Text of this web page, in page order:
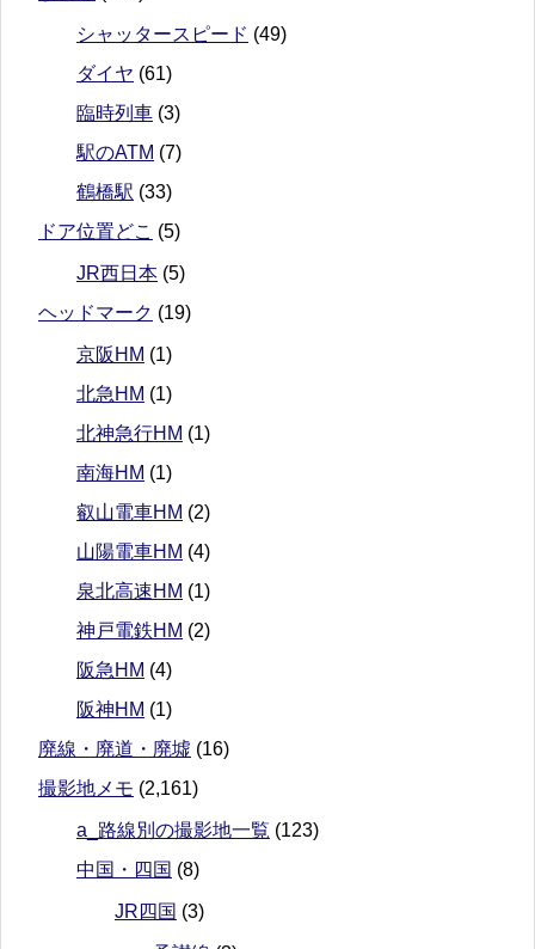
シャッタースピード (49)
ダイヤ (61)
臨時列車 (3)
駅のATM (7)
鶴橋駅 (33)
ドア位置どこ (5)
JR西日本 (5)
ヘッドマーク (19)
京阪HM (1)
北急HM (1)
北神急行HM (1)
南海HM (1)
叡山電車HM (2)
山陽電車HM (4)
泉北高速HM (1)
神戸電鉄HM (2)
阪急HM (4)
阪神HM (1)
廃線・廃道・廃墟 (16)
撮影地メモ (2,161)
a_路線別の撮影地一覧 (123)
中国・四国 (8)
JR四国 (3)